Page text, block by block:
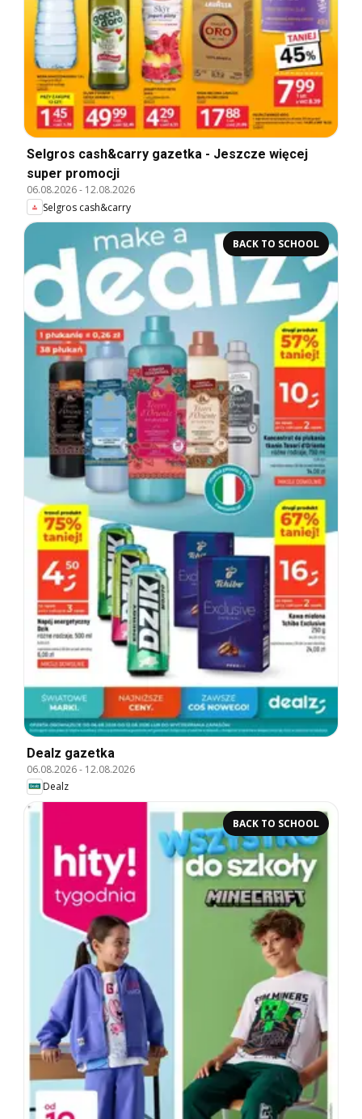
Selgros cash&carry gazetka - Jeszcze więcej
super promocji
06.08.2026- 12.08.2026
Selgros cash&carry
BACK TO SCHOOL
Dealz gazetka
06.08.2026- 12.08.2026
Dealz
BACK TO SCHOOL